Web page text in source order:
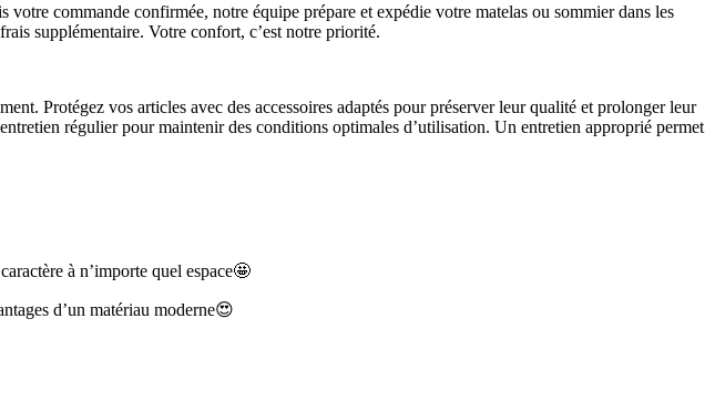
votre commande confirmée, notre équipe prépare et expédie votre matelas ou sommier dans les
supplémentaire. Votre confort, c’est notre priorité.
Protégez vos articles avec des accessoires adaptés pour préserver leur qualité et prolonger leur
régulier pour maintenir des conditions optimales d’utilisation. Un entretien approprié permet
à n’importe quel espace🤩
d’un matériau moderne😍